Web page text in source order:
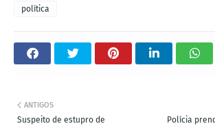
política
Polícia
ANTIGOS
Suspeito de estupro de